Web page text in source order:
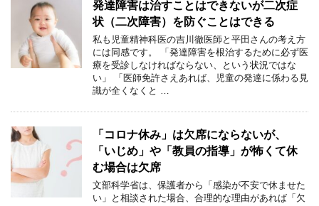
発達障害は治すことはできないが二次症
状（二次障害）を防ぐことはできる
私も児童精神科医の吉川徹医師と平田さんの考え方
には同感です。 「発達障害を根治するために必ず医
療を受診しなければならない、という状況ではな
い」 「医師免許さえあれば、児童の発達に係わる見
識が全くなくと …
「コロナ休み」は欠席にならないが、
「いじめ」や「教員の指導」が怖くて休
む場合は欠席
文部科学省は、保護者から「感染が不安で休ませた
い」と相談された場合、合理的な理由があれば「欠